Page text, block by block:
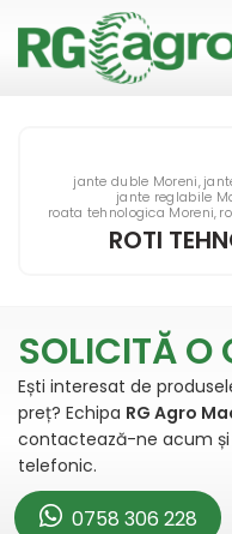
jante duble Moreni
jante reglabile
roata tehnologica Moreni
ROTI
SOLICITĂ O
Ești interesat de
preț? Echipa RG Agro
contactează-ne acum
telefonic.
0758 306 228